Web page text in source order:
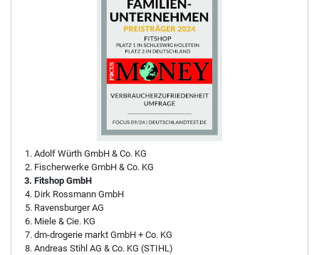
Adolf Würth GmbH & Co. KG
Fischerwerke GmbH & Co. KG
Fitshop GmbH
Dirk Rossmann GmbH
Ravensburger AG
Miele & Cie. KG
dm-drogerie markt GmbH + Co. KG
Andreas Stihl AG & Co. KG (STIHL)